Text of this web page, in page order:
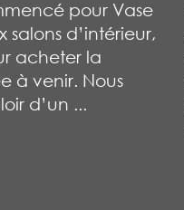
pour Vase
salons d’intérieur,
acheter la
à venir. Nous
d’un ...